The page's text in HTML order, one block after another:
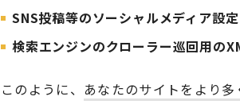
SNS投稿等のソーシャルメディア設定
検索エンジンのクローラー巡回用の
このように、 あなたのサイトをより